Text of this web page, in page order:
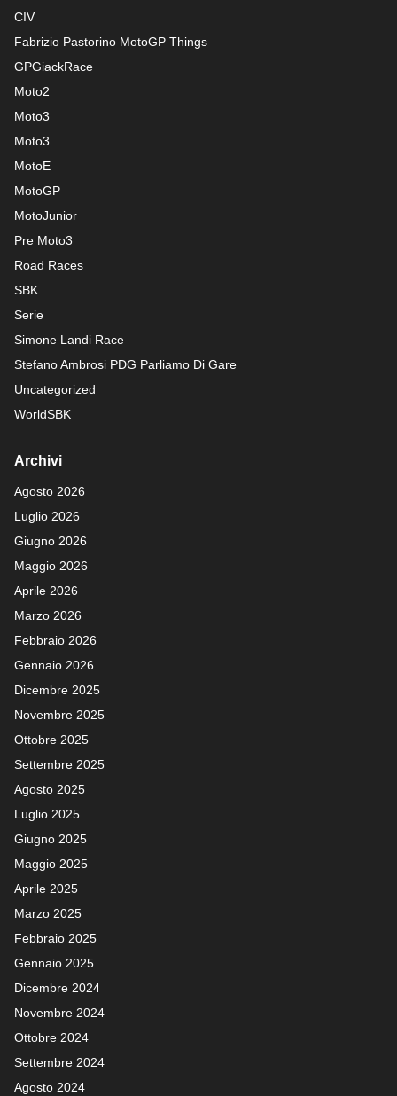
CIV
Fabrizio Pastorino MotoGP Things
GPGiackRace
Moto2
Moto3
Moto3
MotoE
MotoGP
MotoJunior
Pre Moto3
Road Races
SBK
Serie
Simone Landi Race
Stefano Ambrosi PDG Parliamo Di Gare
Uncategorized
WorldSBK
Archivi
Agosto 2026
Luglio 2026
Giugno 2026
Maggio 2026
Aprile 2026
Marzo 2026
Febbraio 2026
Gennaio 2026
Dicembre 2025
Novembre 2025
Ottobre 2025
Settembre 2025
Agosto 2025
Luglio 2025
Giugno 2025
Maggio 2025
Aprile 2025
Marzo 2025
Febbraio 2025
Gennaio 2025
Dicembre 2024
Novembre 2024
Ottobre 2024
Settembre 2024
Agosto 2024